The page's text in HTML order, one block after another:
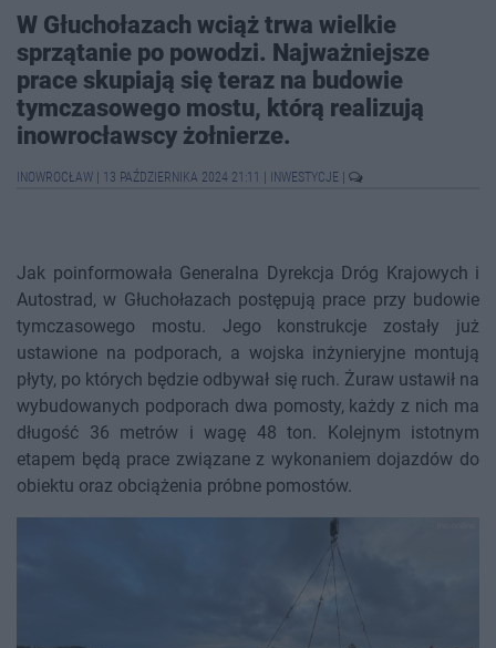
W Głuchołazach wciąż trwa wielkie
sprzątanie po powodzi. Najważniejsze
prace skupiają się teraz na budowie
tymczasowego mostu, którą realizują
inowrocławscy żołnierze.
INOWROCŁAW 13 PAŹDZIERNIKA 2024 21:11 INWESTYCJE
Jak poinformowała Generalna Dyrekcja Dróg Krajowych i
Autostrad, w Głuchołazach postępują prace przy budowie
tymczasowego mostu. Jego konstrukcje zostały już
ustawione na podporach, a wojska inżynieryjne montują
płyty, po których będzie odbywał się ruch. Żuraw ustawił na
wybudowanych podporach dwa pomosty, każdy z nich ma
długość 36 metrów i wagę 48 ton. Kolejnym istotnym
etapem będą prace związane z wykonaniem dojazdów do
obiektu oraz obciążenia próbne pomostów.